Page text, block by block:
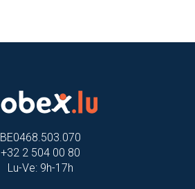
BE0468.503.070
+32 2 504 00 80
Lu-Ve: 9h-17h